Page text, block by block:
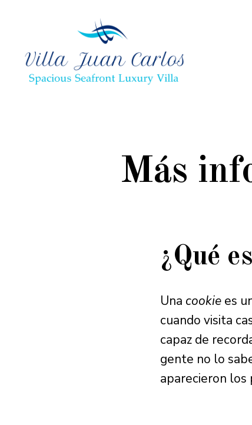
Más
¿Qué
Una cookie es
cuando visita
capaz de
gente no lo
aparecieron